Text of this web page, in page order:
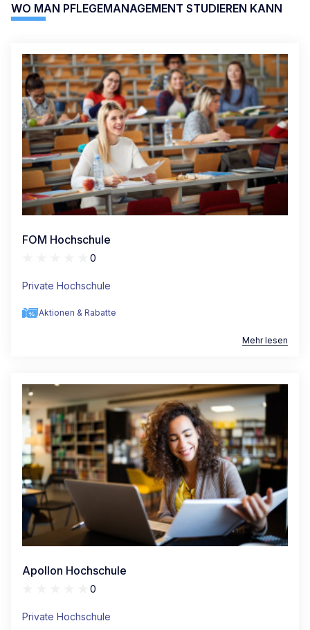
WO MAN PFLEGEMANAGEMENT STUDIEREN KANN
FOM Hochschule
0
Private Hochschule
Aktionen & Rabatte
Mehr lesen
Apollon Hochschule
0
Private Hochschule